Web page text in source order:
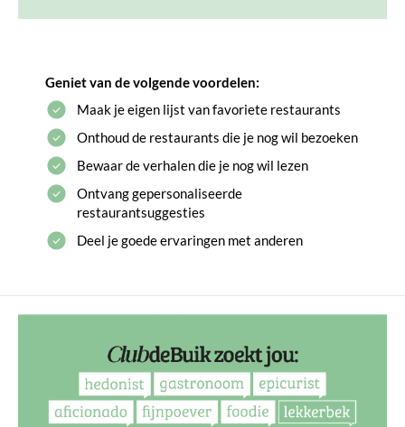
Geniet van de volgende voordelen:
Maak je eigen lijst van favoriete restaurants
Onthoud de restaurants die je nog wil bezoeken
Bewaar de verhalen die je nog wil lezen
Ontvang gepersonaliseerde
restaurantsuggesties
Deel je goede ervaringen met anderen